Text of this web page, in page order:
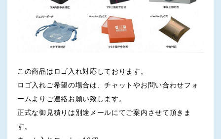
この商品はロゴ入れ対応しております。
ロゴ入れご希望の場合は、チャットやお問い合わせフォ
ームよりご連絡お願い致します。
正式な御見積りは別途メールにてご案内させて頂きま
す。